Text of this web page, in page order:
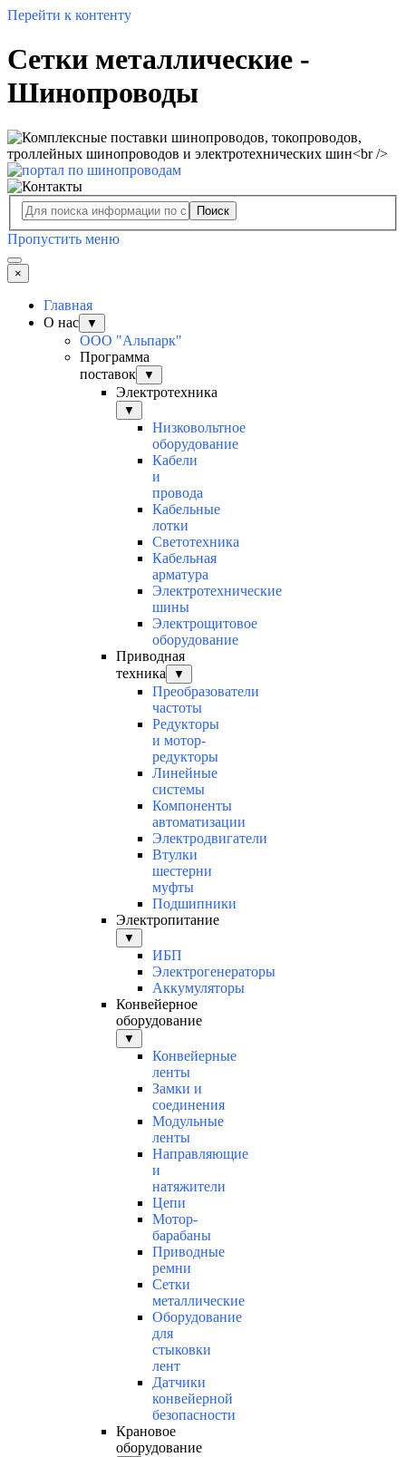
Перейти к контенту
Сетки металлические -
Шинопроводы
Поиск
Пропустить меню
×
Главная
О нас
▼
ООО "Альпарк"
Программа
поставок
▼
Электротехника
▼
Низковольтное
оборудование
Кабели
и
провода
Кабельные
лотки
Светотехника
Кабельная
арматура
Электротехнические
шины
Электрощитовое
оборудование
Приводная
техника
▼
Преобразователи
частоты
Редукторы
и мотор-
редукторы
Линейные
системы
Компоненты
автоматизации
Электродвигатели
Втулки
шестерни
муфты
Подшипники
Электропитание
▼
ИБП
Электрогенераторы
Аккумуляторы
Конвейерное
оборудование
▼
Конвейерные
ленты
Замки и
соединения
Модульные
ленты
Направляющие
и
натяжители
Цепи
Мотор-
барабаны
Приводные
ремни
Сетки
металлические
Оборудование
для
стыковки
лент
Датчики
конвейерной
безопасности
Крановое
оборудование